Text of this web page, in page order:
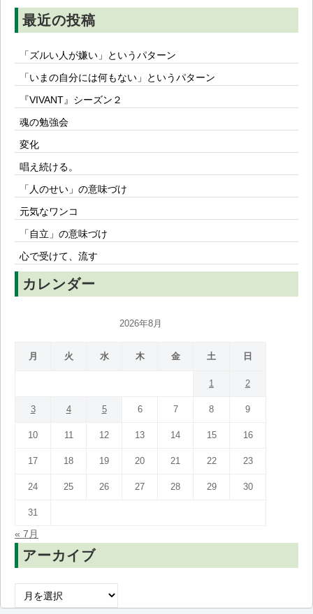
ン
最近の投稿
「ズルい人が嫌い」というパターン
「いまの自分には何もない」というパターン
『VIVANT』シーズン２
魂の勉強会
変化
唱え続ける。
「人のせい」の意味づけ
元気なワンコ
「自立」の意味づけ
心で受けて、流す
カレンダー
2026年8月
月 火 水 木 金 土 日
1 2
3 4 5 6 7 8 9
10 11 12 13 14 15 16
17 18 19 20 21 22 23
24 25 26 27 28 29 30
31
« 7月
アーカイブ
ー